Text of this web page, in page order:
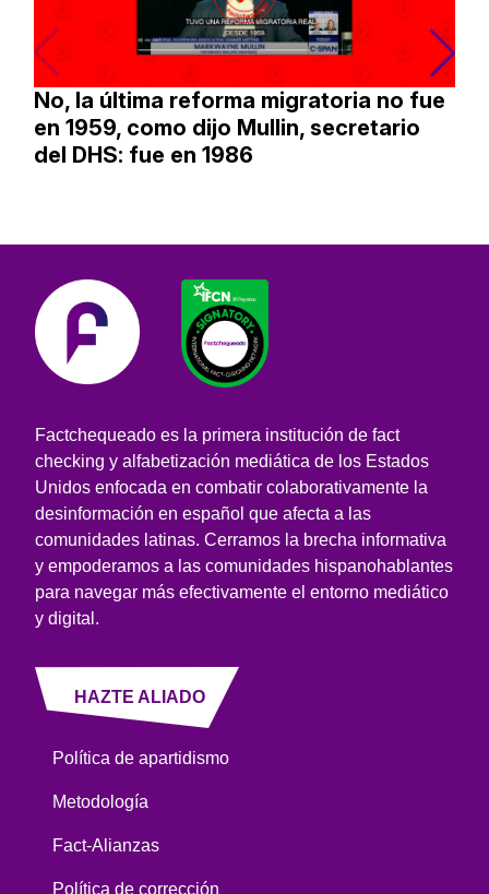
No, la última reforma migratoria no fue
en 1959, como dijo Mullin, secretario
del DHS: fue en 1986
Factchequeado es la primera institución de fact
checking y alfabetización mediática de los Estados
Unidos enfocada en combatir colaborativamente la
desinformación en español que afecta a las
comunidades latinas. Cerramos la brecha informativa
y empoderamos a las comunidades hispanohablantes
para navegar más efectivamente el entorno mediático
y digital.
HAZTE ALIADO
Política de apartidismo
Metodología
Fact-Alianzas
Política de corrección